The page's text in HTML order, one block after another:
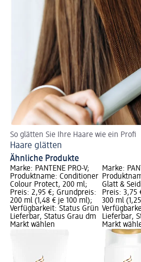
So glätten Sie Ihre Haare wie ein Profi
Haare glätten
Ähnliche Produkte
Marke: PANTENE PRO-V;
Produktname: Conditioner
Colour Protect, 200 ml;
Preis: 2,95 €; Grundpreis:
200 ml (1,48 € je 100 ml);
Verfügbarkeit: Status Grün
Lieferbar, Status Grau dm
Markt wählen
Marke:
Glatt &
Preis: 3,75
300 ml
Lieferbar,
Markt